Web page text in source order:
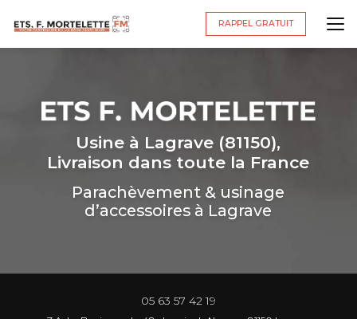
principal
RAPPEL GRATUIT
Usine à Lagrave (81150),
Livraison dans toute la France
Parachèvement & usinage
d’accessoires à Lagrave
05 63 57 42 19